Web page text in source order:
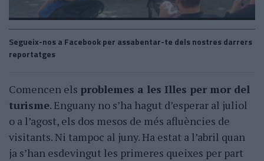
Segueix-nos a Facebook per assabentar-te dels nostres darrers
reportatges
Comencen els problemes a les Illes per mor del
turisme. Enguany no s’ha hagut d’esperar al juliol
o a l’agost, els dos mesos de més afluències de
visitants. Ni tampoc al juny. Ha estat a l’abril quan
ja s’han esdevingut les primeres queixes per part